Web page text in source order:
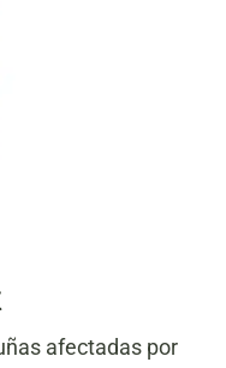
afectadas por